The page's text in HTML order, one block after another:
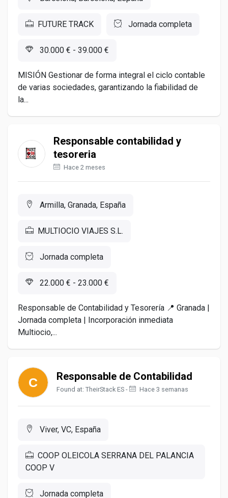
FUTURE TRACK Jornada completa
30.000 € - 39.000 €
MISIÓN Gestionar de forma integral el ciclo contable
de varias sociedades, garantizando la fiabilidad de
la...
Responsable contabilidad y
tesoreria
Hace 2 meses
Armilla, Granada, España
MULTIOCIO VIAJES S.L.
Jornada completa
22.000 € - 23.000 €
Responsable de Contabilidad y Tesorería 📍 Granada |
Jornada completa | Incorporación inmediata
Multiocio,...
Responsable de Contabilidad
Found at: TheirStack ES - Hace 3 semanas
Viver, VC, España
COOP OLEICOLA SERRANA DEL PALANCIA
COOP V
Jornada completa